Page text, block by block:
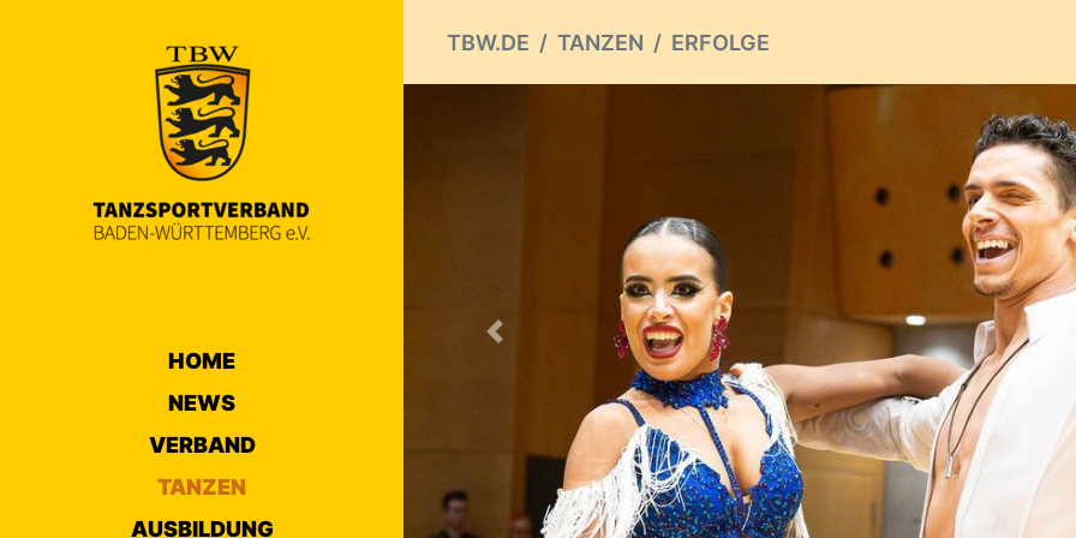
HOME
NEWS
VERBAND
TANZEN
AUSBILDUNG
TBW.DE TANZEN ERFOLGE
Previous